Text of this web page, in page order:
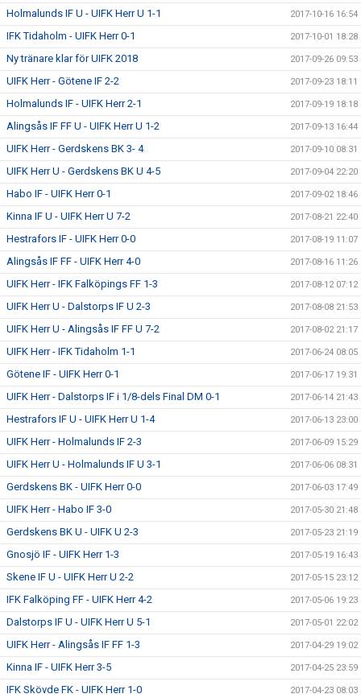
Holmalunds IF U - UIFK Herr U 1-1 2017-10-16 16:54
IFK Tidaholm - UIFK Herr 0-1 2017-10-01 18:28
Ny tränare klar för UIFK 2018 2017-09-26 09:53
UIFK Herr - Götene IF 2-2 2017-09-23 18:11
Holmalunds IF - UIFK Herr 2-1 2017-09-19 18:18
Alingsås IF FF U - UIFK Herr U 1-2 2017-09-13 16:44
UIFK Herr - Gerdskens BK 3- 4 2017-09-10 08:31
UIFK Herr U - Gerdskens BK U 4-5 2017-09-04 22:20
Habo IF - UIFK Herr 0-1 2017-09-02 18:46
Kinna IF U - UIFK Herr U 7-2 2017-08-21 22:40
Hestrafors IF - UIFK Herr 0-0 2017-08-19 11:07
Alingsås IF FF - UIFK Herr 4-0 2017-08-16 11:26
UIFK Herr - IFK Falköpings FF 1-3 2017-08-12 07:12
UIFK Herr U - Dalstorps IF U 2-3 2017-08-08 21:53
UIFK Herr U - Alingsås IF FF U 7-2 2017-08-02 21:17
UIFK Herr - IFK Tidaholm 1-1 2017-06-24 08:05
Götene IF - UIFK Herr 0-1 2017-06-17 19:31
UIFK Herr - Dalstorps IF i 1/8-dels Final DM 0-1 2017-06-14 21:43
Hestrafors IF U - UIFK Herr U 1-4 2017-06-13 23:00
UIFK Herr - Holmalunds IF 2-3 2017-06-09 15:29
UIFK Herr U - Holmalunds IF U 3-1 2017-06-06 08:31
Gerdskens BK - UIFK Herr 0-0 2017-06-03 17:49
UIFK Herr - Habo IF 3-0 2017-05-30 21:48
Gerdskens BK U - UIFK U 2-3 2017-05-23 21:19
Gnosjö IF - UIFK Herr 1-3 2017-05-19 16:43
Skene IF U - UIFK Herr U 2-2 2017-05-15 23:12
IFK Falköping FF - UIFK Herr 4-2 2017-05-06 19:23
Dalstorps IF U - UIFK Herr U 5-1 2017-05-01 22:02
UIFK Herr - Alingsås IF FF 1-3 2017-04-29 19:02
Kinna IF - UIFK Herr 3-5 2017-04-25 23:59
IFK Skövde FK - UIFK Herr 1-0 2017-04-23 08:03